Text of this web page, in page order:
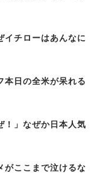
イチローはあんなに
本日の全米が呆れる
！」なぜか日本人気
がここまで泣けるな